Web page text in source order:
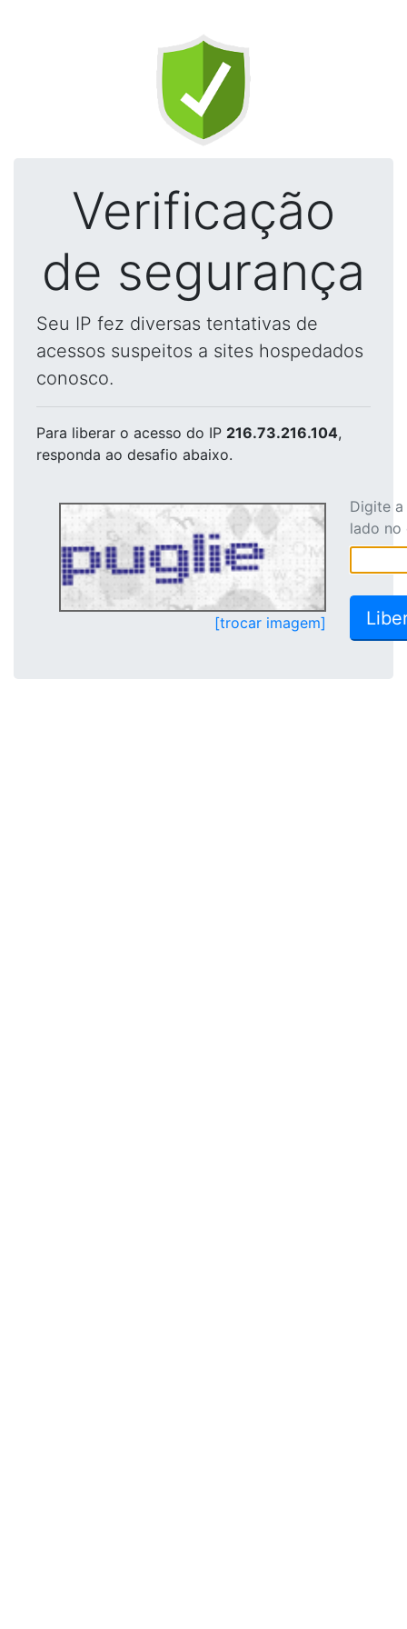
Verificação
de segurança
Seu IP fez diversas tentativas de
acessos suspeitos a sites hospedados
conosco.
Para liberar o acesso do IP 216.73.216.104,
responda ao desafio abaixo.
[trocar imagem]
Digite
lado no